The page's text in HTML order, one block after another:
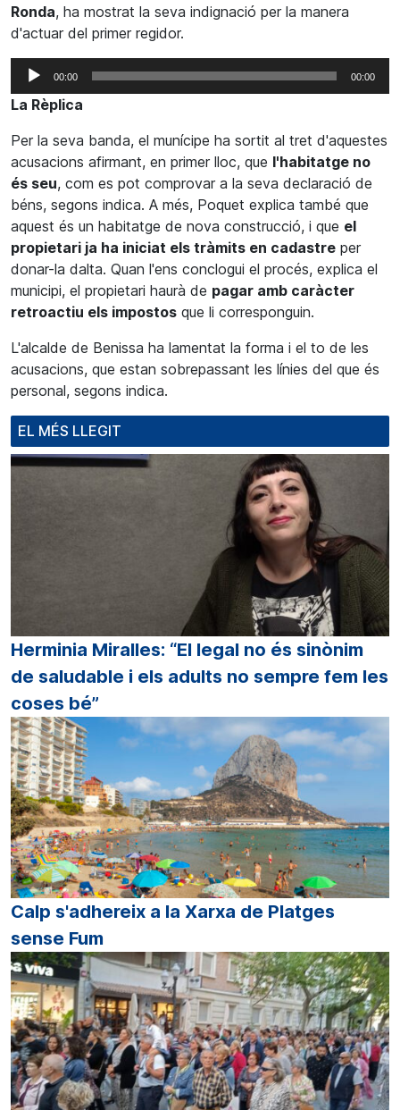
Ronda, ha mostrat la seva indignació per la manera
d'actuar del primer regidor.
Reproductor
d'àudio
00:00 00:00
La Rèplica
Per la seva banda, el munícipe ha sortit al tret d'aquestes
acusacions afirmant, en primer lloc, que l'habitatge no
és seu, com es pot comprovar a la seva declaració de
béns, segons indica. A més, Poquet explica també que
aquest és un habitatge de nova construcció, i que el
propietari ja ha iniciat els tràmits en cadastre per
donar-la dalta. Quan l'ens conclogui el procés, explica el
municipi, el propietari haurà de pagar amb caràcter
retroactiu els impostos que li corresponguin.
L'alcalde de Benissa ha lamentat la forma i el to de les
acusacions, que estan sobrepassant les línies del que és
personal, segons indica.
EL MÉS LLEGIT
Herminia Miralles: “El legal no és sinònim
de saludable i els adults no sempre fem les
coses bé”
Calp s'adhereix a la Xarxa de Platges
sense Fum